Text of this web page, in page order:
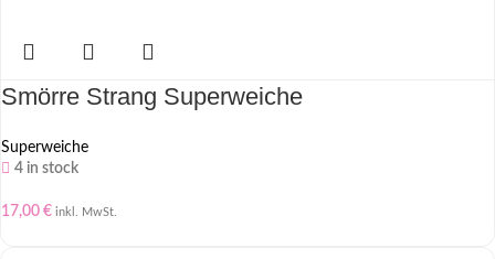
Smörre Strang Superweiche
Superweiche
4 in stock
17,00 € inkl. MwSt.